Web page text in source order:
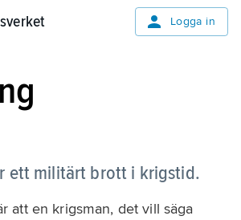
Logga in
ett militärt brott i krigstid.
att en krigsman, det vill säga